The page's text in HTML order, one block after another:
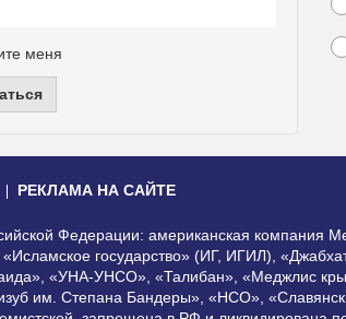
меня
РЕКЛАМА НА САЙТЕ
Федерации: американская компания
государство» (ИГ, ИГИЛ),
«УНА-УНСО», «Талибан», «Меджлис
им. Степана Бандеры», «НСО»,